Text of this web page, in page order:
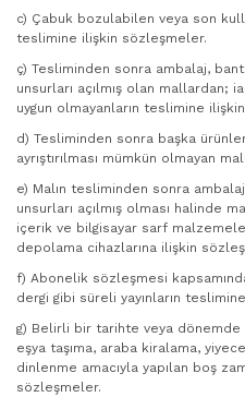
c) Çabuk bozulabilen veya son
teslimine ilişkin sözleşmeler.
ç) Tesliminden sonra ambalaj,
unsurları açılmış olan mallardan;
uygun olmayanların teslimine
d) Tesliminden sonra başka
ayrıştırılması mümkün olmayan
e) Malın tesliminden sonra
unsurları açılmış olması halinde
içerik ve bilgisayar sarf
depolama cihazlarına ilişkin
f) Abonelik sözleşmesi
dergi gibi süreli yayınların
g) Belirli bir tarihte veya dönemde
eşya taşıma, araba kiralama,
dinlenme amacıyla yapılan boş
sözleşmeler.